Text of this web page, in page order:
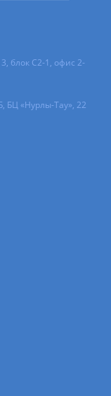
, блок С2-1, офис 2-
БЦ «Нурлы-Тау», 22